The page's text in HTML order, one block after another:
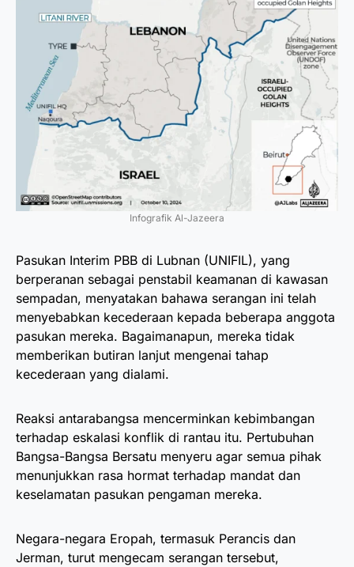
Infografik Al-Jazeera
Pasukan Interim PBB di Lubnan (UNIFIL), yang
berperanan sebagai penstabil keamanan di kawasan
sempadan, menyatakan bahawa serangan ini telah
menyebabkan kecederaan kepada beberapa anggota
pasukan mereka. Bagaimanapun, mereka tidak
memberikan butiran lanjut mengenai tahap
kecederaan yang dialami.
Reaksi antarabangsa mencerminkan kebimbangan
terhadap eskalasi konflik di rantau itu. Pertubuhan
Bangsa-Bangsa Bersatu menyeru agar semua pihak
menunjukkan rasa hormat terhadap mandat dan
keselamatan pasukan pengaman mereka.
Negara-negara Eropah, termasuk Perancis dan
Jerman, turut mengecam serangan tersebut,